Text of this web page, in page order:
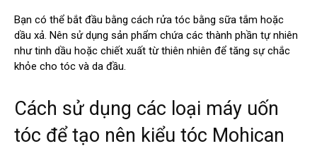
Bạn có thể bắt đầu bằng cách rửa tóc bằng sữa tắm hoặc
dầu xả. Nên sử dụng sản phẩm chứa các thành phần tự nhiên
như tinh dầu hoặc chiết xuất từ thiên nhiên để tăng sự chắc
khỏe cho tóc và da đầu.
Cách sử dụng các loại máy uốn
tóc để tạo nên kiểu tóc Mohican